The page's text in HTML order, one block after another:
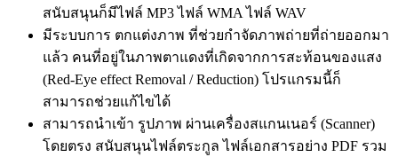
สนับสนุนก็มีไฟล์ MP3 ไฟล์ WMA ไฟล์ WAV
มีระบบการ ตกแต่งภาพ ที่ช่วยกำจัดภาพถ่ายที่ถ่ายออกมา
แล้ว คนที่อยู่ในภาพตาแดงที่เกิดจากการสะท้อนของแสง
(Red-Eye effect Removal / Reduction) โปรแกรมนี้ก็
สามารถช่วยแก้ไขได้
สามารถนำเข้า รูปภาพ ผ่านเครื่องสแกนเนอร์ (Scanner)
โดยตรง สนับสนุนไฟล์ตระกูล ไฟล์เอกสารอย่าง PDF รวม